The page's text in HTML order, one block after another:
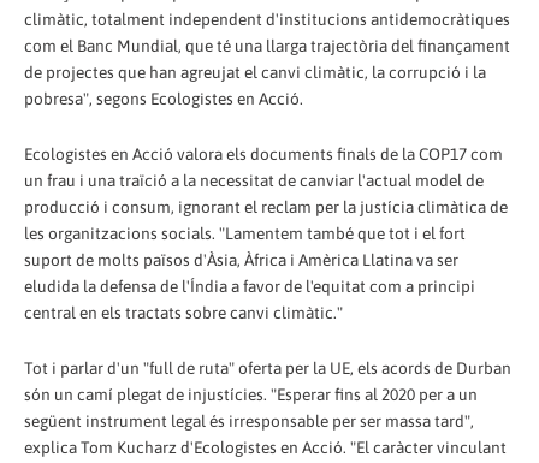
climàtic, totalment independent d'institucions antidemocràtiques
com el Banc Mundial, que té una llarga trajectòria del finançament
de projectes que han agreujat el canvi climàtic, la corrupció i la
pobresa", segons Ecologistes en Acció.
Ecologistes en Acció valora els documents finals de la COP17 com
un frau i una traïció a la necessitat de canviar l'actual model de
producció i consum, ignorant el reclam per la justícia climàtica de
les organitzacions socials. "Lamentem també que tot i el fort
suport de molts països d'Àsia, Àfrica i Amèrica Llatina va ser
eludida la defensa de l'Índia a favor de l'equitat com a principi
central en els tractats sobre canvi climàtic."
Tot i parlar d'un "full de ruta" oferta per la UE, els acords de Durban
són un camí plegat de injustícies. "Esperar fins al 2020 per a un
següent instrument legal és irresponsable per ser massa tard",
explica Tom Kucharz d'Ecologistes en Acció. "El caràcter vinculant